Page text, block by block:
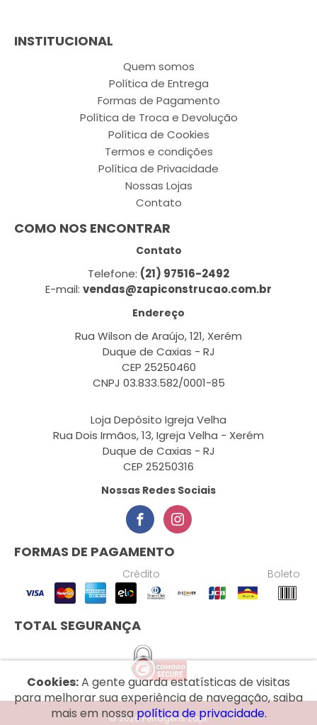
INSTITUCIONAL
Quem somos
Política de Entrega
Formas de Pagamento
Política de Troca e Devolução
Política de Cookies
Termos e condições
Política de Privacidade
Nossas Lojas
Contato
COMO NOS ENCONTRAR
Contato
Telefone: (21) 97516-2492
E-mail: vendas@zapiconstrucao.com.br
Endereço
Rua Wilson de Araújo, 121, Xerém
Duque de Caxias - RJ
CEP 25250460
CNPJ 03.833.582/0001-85
Loja Depósito Igreja Velha
Rua Dois Irmãos, 13, Igreja Velha - Xerém
Duque de Caxias - RJ
CEP 25250316
Nossas Redes Sociais
FORMAS DE PAGAMENTO
Crédito Boleto
TOTAL SEGURANÇA
Cookies:A gente guarda estatísticas de visitas
para melhorar sua experiência de navegação, saiba
mais em nossapolítica de privacidade.
© 2026 Ferragens Zapi.